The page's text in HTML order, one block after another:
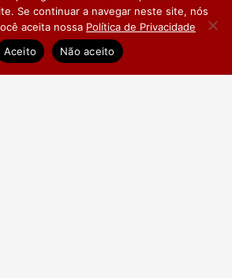
Pesquisa de Satisfação
Se continuar a navegar neste site, nós
aceita nossa Política de Privacidade
Aceito
Não aceito